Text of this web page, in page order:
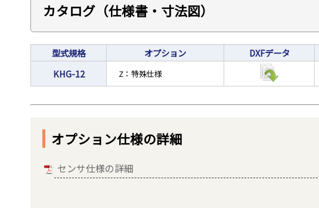
カタログ（仕様書・寸法図）
型式規格 オプション DXFデータ
KHG-12
Z：特殊仕様
オプション仕様の詳細
センサ仕様の詳細